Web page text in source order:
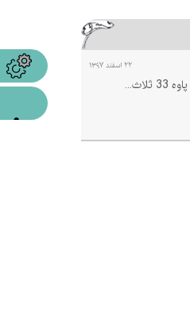
۲۲ اسفند ۱۳۹۷